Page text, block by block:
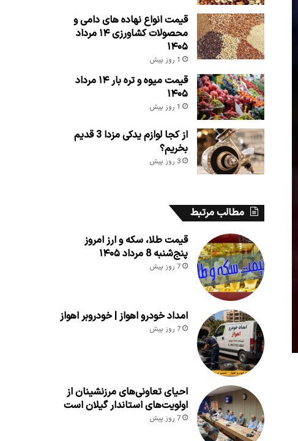
قیمت انواع نهاده های دامی و
محصولات کشاورزی ۱۴ مرداد
۱۴۰۵
1 روز پیش
قیمت میوه و تره بار ۱۴ مرداد
۱۴۰۵
1 روز پیش
از کجا لوازم یدکی مزدا 3 قدیم
بخریم؟
3 روز پیش
مطالب مرتبط
قیمت طلا، سکه و ارز امروز
پنج‌شنبه 8 مرداد ۱۴۰۵
7 روز پیش
امداد خودرو اهواز | خودروبر اهواز
7 روز پیش
احیای تعاونی‌های مرزنشینان از
اولویت‌های استاندار گیلان است
7 روز پیش